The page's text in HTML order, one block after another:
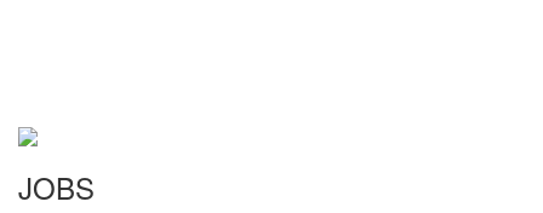
JOBS